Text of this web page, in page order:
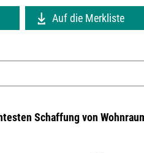
Auf die Merkliste
Schaffung von